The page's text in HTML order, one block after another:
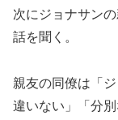
次にジョナサン
話を聞く。
親友の同僚は「
違いない」「分